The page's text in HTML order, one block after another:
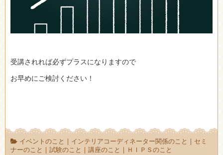
受講されれば必ずプラスになりますので
お早めにご検討ください！
イベントのこと | インテリアコーディネーター関係のこと | セミ
ナーのこと | 試験のこと | 講座のこと | ＨＩＰＳのこと